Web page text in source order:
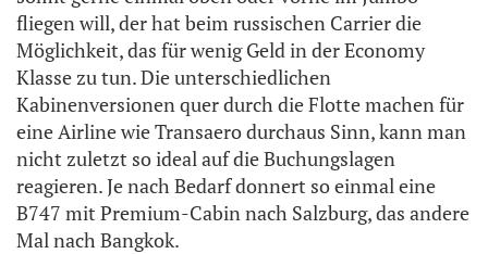
fliegen will, der hat beim russischen Carrier die
Möglichkeit, das für wenig Geld in der Economy
Klasse zu tun. Die unterschiedlichen
Kabinenversionen quer durch die Flotte machen für
eine Airline wie Transaero durchaus Sinn, kann man
nicht zuletzt so ideal auf die Buchungslagen
reagieren. Je nach Bedarf donnert so einmal eine
B747 mit Premium-Cabin nach Salzburg, das andere
Mal nach Bangkok.